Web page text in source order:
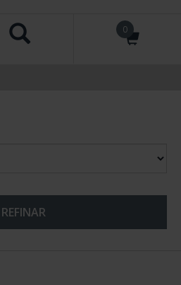
0
REFINAR